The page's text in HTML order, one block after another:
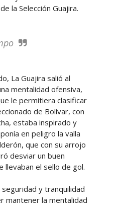
la Selección Guajira.
La Guajira salió al
mentalidad ofensiva,
le permitiera clasificar
de Bolívar, con
estaba inspirado y
en peligro la valla
que con su arrojo
desviar un buen
llevaban el sello de gol.
y tranquilidad
mantener la mentalidad